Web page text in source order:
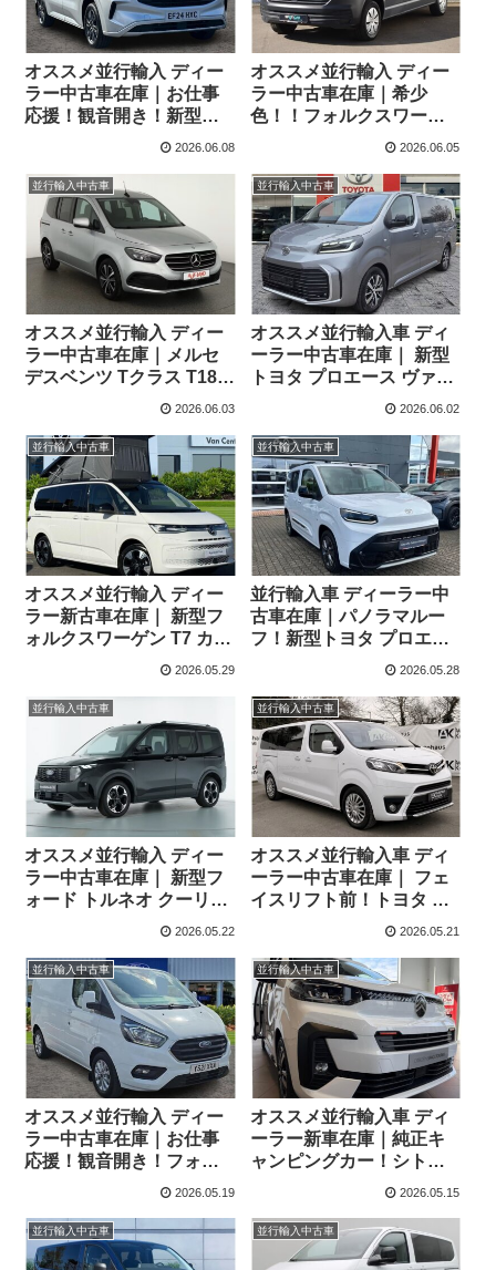
オススメ並行輸入 ディー
ラー中古車在庫｜お仕事
応援！観音開き！新型フ
ォード トランジット カス
L1H1 2.0 8AT 3人乗り 右
ハンドル
2026.06.08
オススメ並行輸入 ディー
ラー中古車在庫｜希少
色！！フォルクスワーゲ
ン T6.1 カラベル コンフォ
150PS 8人乗り 7DSG 左
ハンドル
2026.06.05
並行輸入中古車
オススメ並行輸入 ディー
ラー中古車在庫｜メルセ
デスベンツ Tクラス T180
プログレッシブ 7AT 左ハ
2026.06.03
並行輸入中古車
オススメ並行輸入車 ディ
ーラー中古車在庫｜ 新型
トヨタ プロエース ヴァー
ソ Team-Deutschland L2
ンドル
2026.06.02
並行輸入中古車
オススメ並行輸入 ディー
ラー新古車在庫｜ 新型フ
ォルクスワーゲン T7 カリ
フォルニア オーシャン
ドル
2026.05.29
並行輸入中古車
並行輸入車 ディーラー中
古車在庫｜パノラマルー
フ！新型トヨタ プロエー
スシティヴァーソ Lounge
ンドル
2026.05.28
並行輸入中古車
オススメ並行輸入 ディー
ラー中古車在庫｜ 新型フ
ォード トルネオ クーリエ
1.0Eco Boost Active 7AT
2026.05.22
並行輸入中古車
オススメ並行輸入車 ディ
ーラー中古車在庫｜ フェ
イスリフト前！トヨタ プ
ロエース ヴァーソ L2ロン
ル
2026.05.21
並行輸入中古車
オススメ並行輸入 ディー
ラー中古車在庫｜お仕事
応援！観音開き！フォー
ド トランジット カスタム
2.0 6AT 3人乗り 右ハンド
ル
2026.05.19
並行輸入中古車
オススメ並行輸入車 ディ
ーラー新車在庫｜純正キ
ャンピングカー！シトロ
ドル
2026.05.15
並行輸入中古車 並行輸入中古車